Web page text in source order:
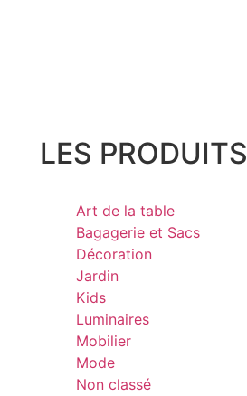
LES PRODUITS
Art de la table
Bagagerie et Sacs
Décoration
Jardin
Kids
Luminaires
Mobilier
Mode
Non classé